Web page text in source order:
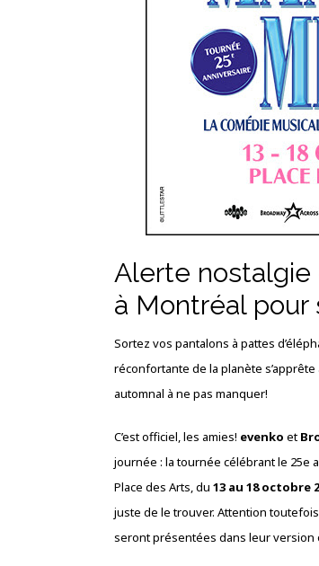
Alerte
à Montréal pour
Sortez vos pantalons à pattes
réconfortante de la planète
automnal à ne pas manquer!
C’est officiel, les amies! evenko et
journée : la tournée célébrant le 25e
Place des Arts, du 13 au 18 octobre
juste de le trouver. Attention
seront présentées dans leur version